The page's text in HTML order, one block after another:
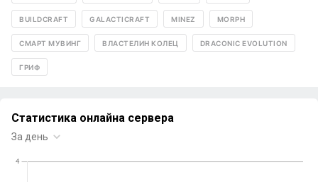
BUILDCRAFT GALACTICRAFT MINEZ MORPH
СМАРТ МУВИНГ ВЛАСТЕЛИН КОЛЕЦ DRACONIC EVOLUTION
ГРИФ